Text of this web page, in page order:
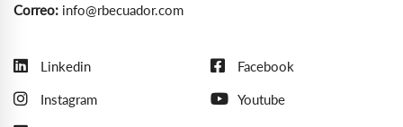
Correo: info@rbecuador.com
Linkedin Facebook
Instagram Youtube